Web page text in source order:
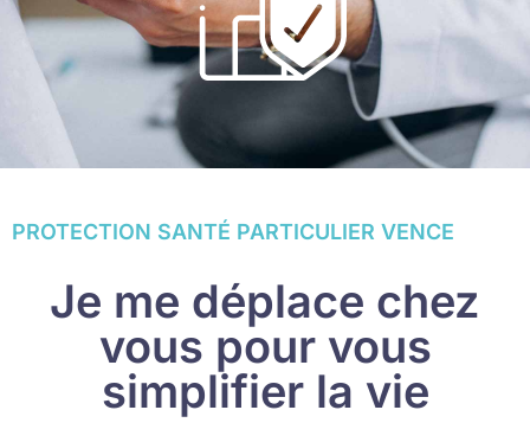
PROTECTION SANTÉ PARTICULIER VENCE
Je me déplace chez
vous pour vous
simplifier la vie